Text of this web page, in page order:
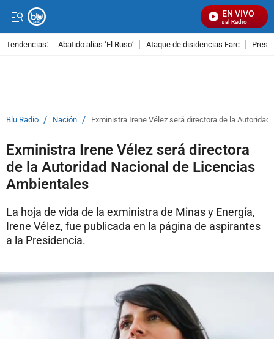
EN VIVO
Señal Visual Radio
Tendencias: Abatido alias ‘El Ruso’ Ataque de disidencias Farc
Blu Radio / Nación / Exministra Irene Vélez será directora de la
Exministra Irene Vélez será directora
de la Autoridad Nacional de Licencias
Ambientales
La hoja de vida de la exministra de Minas y Energía,
Irene Vélez, fue publicada en la página de aspirantes
a la Presidencia.